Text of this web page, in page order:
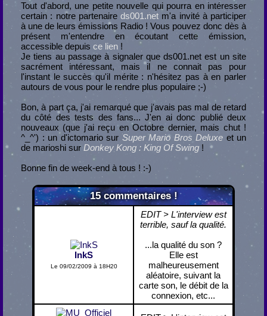
Tout d'abord, une petite nouvelle qui pourra en intéresser
certain : notre partenaire ds001.net m'a invité à participer
à une de leurs émissions Radio ! Vous pouvez donc dès à
présent m'entendre en écoutant cette émission,
accessible depuis ce lien !
Je tiens au passage à signaler que ds001.net est un site
sacrément intéressant, mais il ne connait pas pour
l'instant le succès qu'il mérite : n'hésitez pas à en parler
autours de vous pour le rendre plus populaire ;-)
Bon, à part ça, j'ai remarqué que j'avais pas mal de retard
du côté des tests des fans... J'en ai donc publié deux
nouveaux (que j'ai reçu en Octobre dernier, mais chut !
^_^') : un d'ictomario sur Super Mario Bros Deluxe et un
de marioshi sur Donkey Kong : King Of Swing !
Bonne fin de week-end à tous ! :-)
15commentaires !
InkS
Le 09/02/2009 à 18H20
EDIT > L'interview est
terrible, sauf la qualité.
...la qualité du son ?
Elle est
malheureusement
aléatoire, suivant la
carte son, le débit de la
connexion, etc...